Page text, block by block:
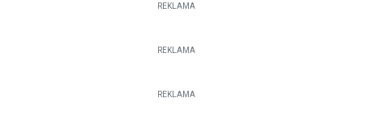
REKLAMA
REKLAMA
REKLAMA